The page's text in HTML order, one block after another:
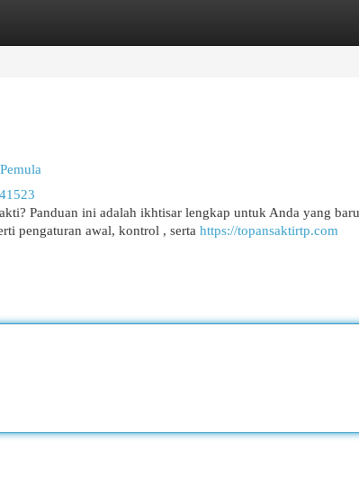
Panduan ini adalah ikhtisar lengkap untuk Anda yang
pengaturan awal, kontrol , serta https://topansaktirtp.com